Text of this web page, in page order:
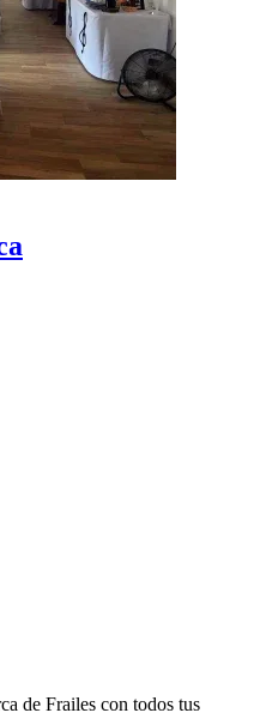
de Frailes con todos tus